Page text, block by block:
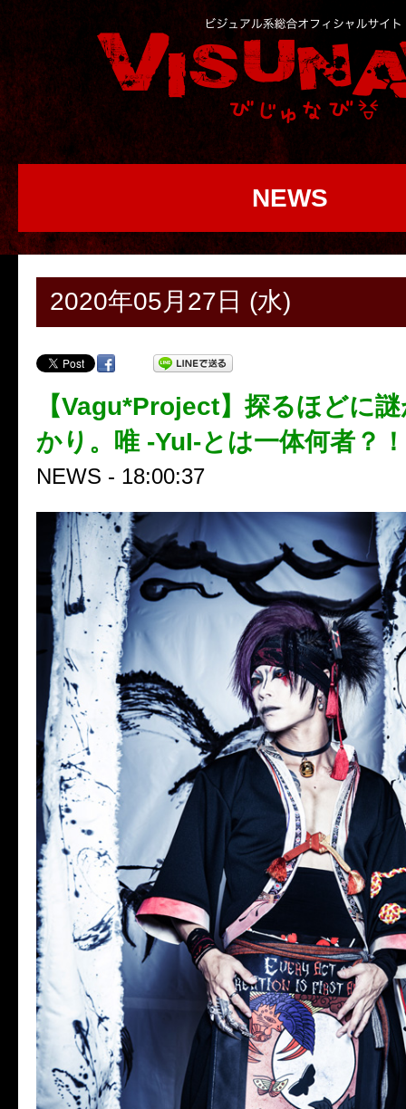
NEWS
2020年05月27日 (水)
【Vagu*Project】探るほどに
かり。唯 -YuI-とは一体何者？！
NEWS - 18:00:37